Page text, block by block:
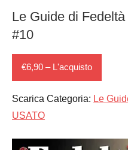
Le Guide di
#10
€6,90 – L'acquisto
Scarica Categoria: Le
USATO